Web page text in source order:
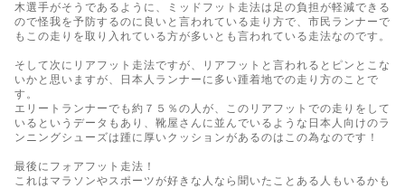
木選手がそうであるように、ミッドフット走法は足の負担が軽減できる
ので怪我を予防するのに良いと言われている走り方で、市民ランナーで
もこの走りを取り入れている方が多いとも言われている走法なのです。
そして次にリアフット走法ですが、リアフットと言われるとピンとこな
いかと思いますが、日本人ランナーに多い踵着地での走り方のことで
す。
エリートランナーでも約７５％の人が、このリアフットでの走りをして
いるというデータもあり、靴屋さんに並んでいるような日本人向けのラ
ンニングシューズは踵に厚いクッションがあるのはこの為なのです！
最後にフォアフット走法！
これはマラソンやスポーツが好きな人なら聞いたことある人もいるかも